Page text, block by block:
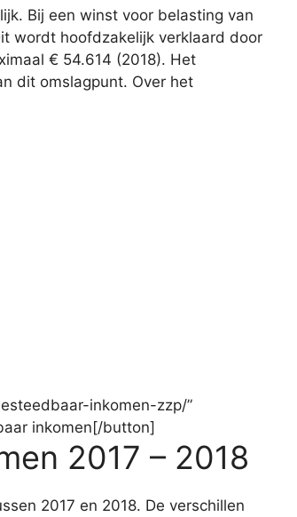
Bij een winst voor belasting van
wordt hoofdzakelijk verklaard door
€ 54.614 (2018). Het
dit omslagpunt. Over het
inkomen-zzp/”
inkomen[/button]
2017 – 2018
2017 en 2018. De verschillen